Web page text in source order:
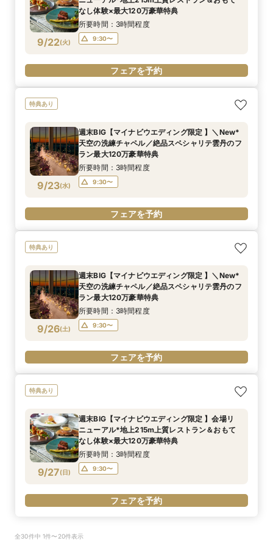
9/22(火)
なし体験×最大120万豪華特典
所要時間：3時間程度
9:30〜
フェアを予約
特典あり
9/23(水)
週末BIG【マイナビウエディング限定 】＼New*
天空の洗練チャペル／絶品スペシャリテ雲丹のフ
ラン最大120万豪華特典
所要時間：3時間程度
9:30〜
フェアを予約
特典あり
9/26(土)
週末BIG【マイナビウエディング限定 】＼New*
天空の洗練チャペル／絶品スペシャリテ雲丹のフ
ラン最大120万豪華特典
所要時間：3時間程度
9:30〜
フェアを予約
特典あり
9/27(日)
週末BIG【マイナビウエディング限定 】会場リ
ニューアル*地上215m上質レストラン＆おもて
なし体験×最大120万豪華特典
所要時間：3時間程度
9:30〜
フェアを予約
全30件中 1件〜20件表示